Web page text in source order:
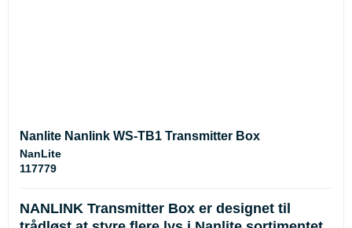
Nanlite Nanlink WS-TB1 Transmitter Box
NanLite
117779
NANLINK Transmitter Box er designet til